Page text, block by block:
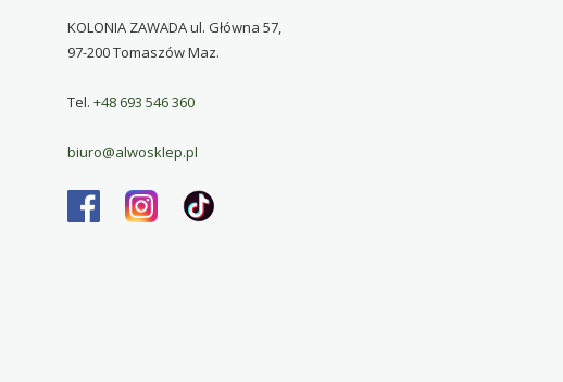
KOLONIA ZAWADA ul. Główna 57,
97-200 Tomaszów Maz.
Tel.+48 693 546 360
biuro@alwosklep.pl